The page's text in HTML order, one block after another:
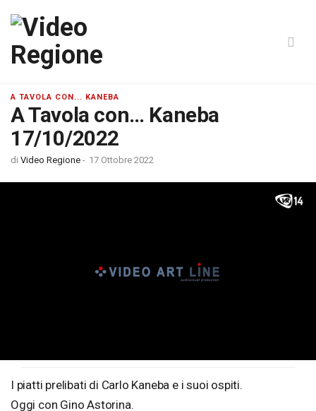
A TAVOLA CON... KANEBA
A Tavola con… Kaneba
17/10/2022
di Video Regione - 17 Ottobre 2022
I piatti prelibati di Carlo Kaneba e i suoi ospiti.
Oggi con Gino Astorina.